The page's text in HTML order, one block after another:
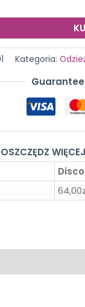
Kategoria:
WIĘCEJ
64,00